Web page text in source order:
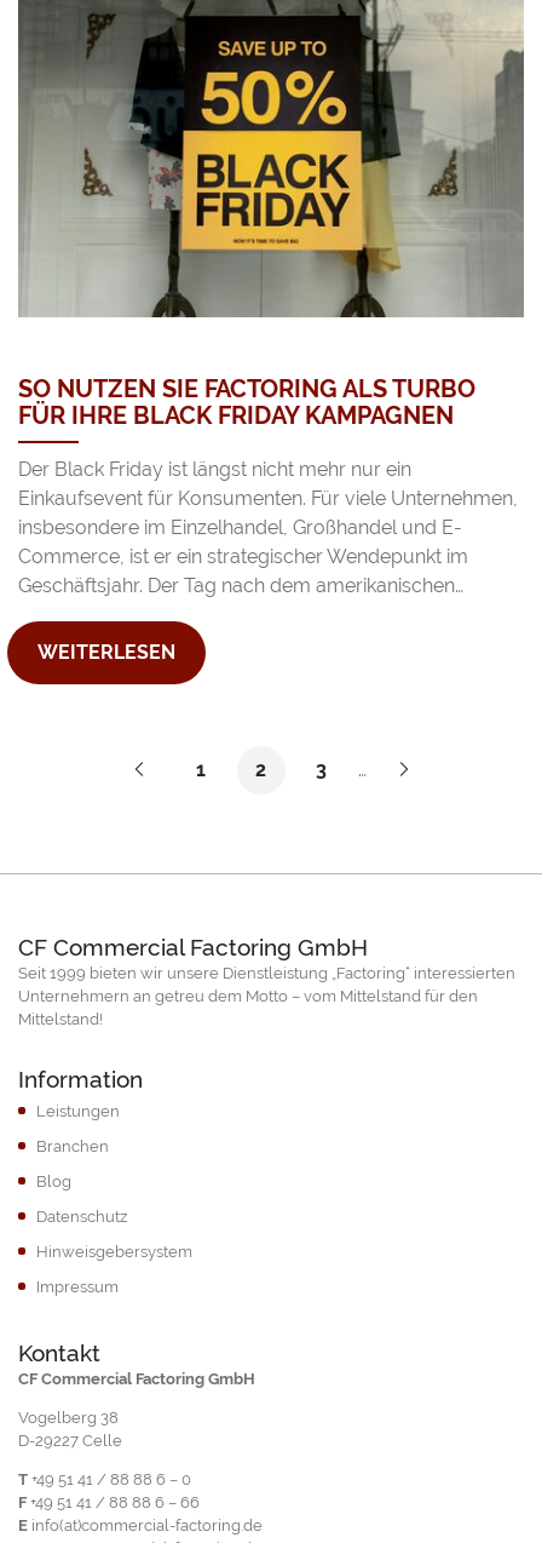
SO NUTZEN SIE FACTORING ALS TURBO
FÜR IHRE BLACK FRIDAY KAMPAGNEN
Der Black Friday ist längst nicht mehr nur ein
Einkaufsevent für Konsumenten. Für viele Unternehmen,
insbesondere im Einzelhandel, Großhandel und E-
Commerce, ist er ein strategischer Wendepunkt im
Geschäftsjahr. Der Tag nach dem amerikanischen…
WEITERLESEN
Vorherige
1 2 3 …
CF Commercial Factoring GmbH
Seit 1999 bieten wir unsere Dienstleistung „Factoring“ interessierten
Unternehmern an getreu dem Motto – vom Mittelstand für den
Mittelstand!
Information
Leistungen
Branchen
Blog
Datenschutz
Hinweisgebersystem
Impressum
Kontakt
CF Commercial Factoring GmbH
Vogelberg 38
D-29227 Celle
T +49 51 41 / 88 88 6 – 0
F +49 51 41 / 88 88 6 – 66
E info(at)commercial-factoring.de